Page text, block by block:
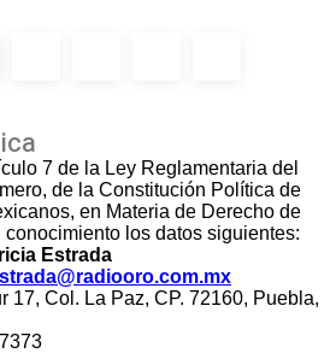
7 de la Ley Reglamentaria del
de la Constitución Política de
en Materia de Derecho de
los datos siguientes:
Estrada
17, Col. La Paz, CP. 72160, Puebla,